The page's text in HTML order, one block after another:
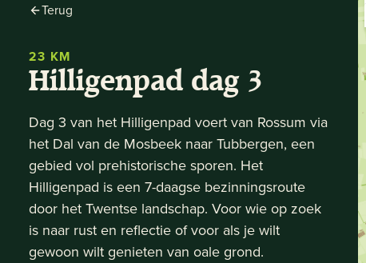
Terug
23 KM
Hilligenpad dag 3
Dag 3 van het Hilligenpad voert van Rossum via
het Dal van de Mosbeek naar Tubbergen, een
gebied vol prehistorische sporen. Het
Hilligenpad is een 7-daagse bezinningsroute
door het Twentse landschap. Voor wie op zoek
is naar rust en reflectie of voor als je wilt
gewoon wilt genieten van oale grond.